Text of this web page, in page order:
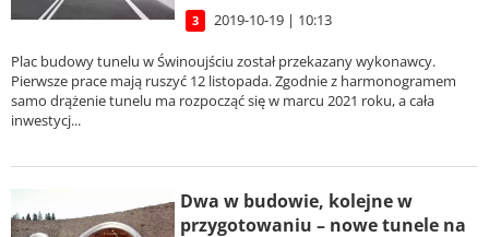
3 2019-10-19 | 10:13
Plac budowy tunelu w Świnoujściu został przekazany wykonawcy.
Pierwsze prace mają ruszyć 12 listopada. Zgodnie z harmonogramem
samo drążenie tunelu ma rozpocząć się w marcu 2021 roku, a cała
inwestycj...
Dwa w budowie, kolejne w
przygotowaniu – nowe tunele na